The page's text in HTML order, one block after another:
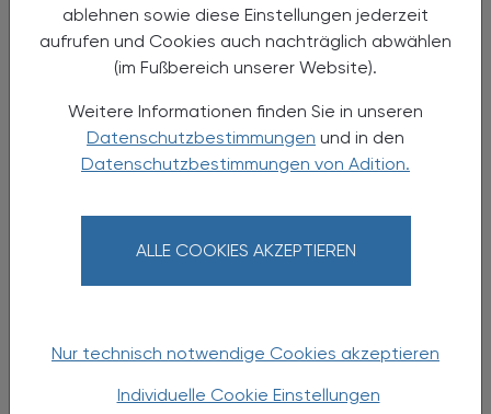
ablehnen sowie diese Einstellungen jederzeit
aufrufen und Cookies auch nachträglich abwählen
(im Fußbereich unserer Website).
Weitere Informationen finden Sie in unseren
Datenschutzbestimmungen und in den
Datenschutzbestimmungen von Adition.
ALLE COOKIES AKZEPTIEREN
Nur technisch notwendige Cookies akzeptieren
Individuelle Cookie Einstellungen
Basislehrgang
der Nährstoff-Akademie Salzburg in vier
12.09.2025, 9.00 bis 13.45 Uhr